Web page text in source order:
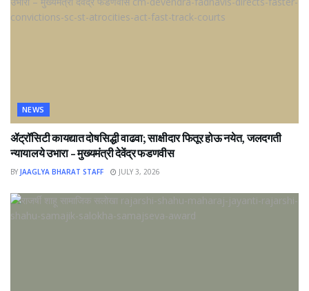
NEWS
ॲट्रॉसिटी कायद्यात दोषसिद्धी वाढवा; साक्षीदार फितूर होऊ नयेत, जलदगती
न्यायालये उभारा – मुख्यमंत्री देवेंद्र फडणवीस
BY JAAGLYA BHARAT STAFF JULY 3, 2026